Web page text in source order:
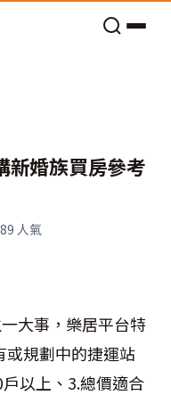
新婚族買房參考
人氣
大事，樂居平台特
或規劃中的捷運站
以上、3.總價適合